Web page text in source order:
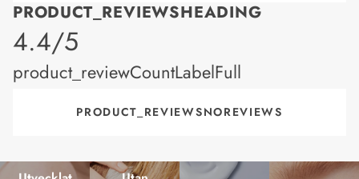
PRODUCT_REVIEWSHEADING
product_rating
4.4/5
product_reviewCountLabelFull
PRODUCT_REVIEWSNOREVIEWS